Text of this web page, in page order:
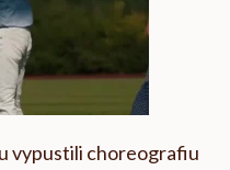
vypustili choreografiu